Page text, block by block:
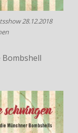
28.12.2018
Bombshell